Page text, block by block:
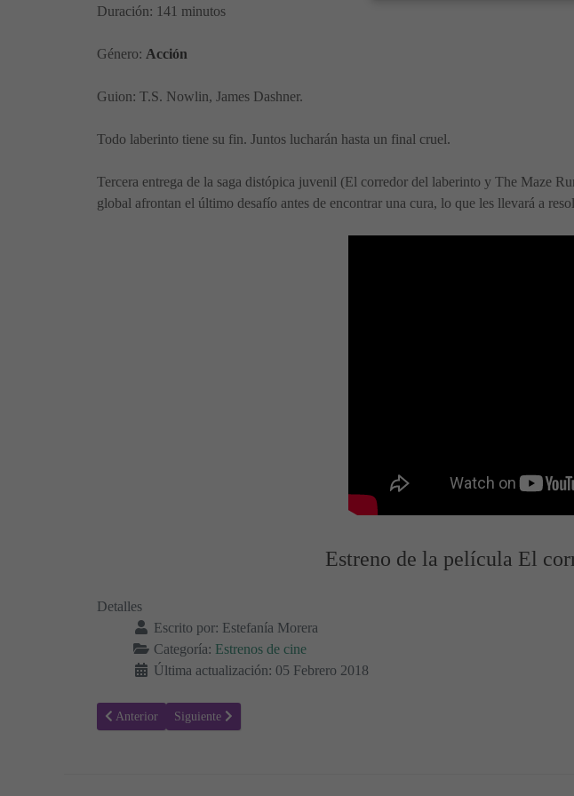
Duración: 141 minutos
Género: Acción
Guion: T.S. Nowlin, James Dashner.
Todo laberinto tiene su fin. Juntos lucharán hasta un final cruel.
Tercera entrega de la saga distópica juvenil (El corredor del laberinto y The Maze
global afrontan el último desafío antes de encontrar una cura, lo que les llevará a
Estreno de la película El
Detalles
Escrito por: Estefanía Morera
Categoría: Estrenos de cine
Última actualización: 05 Febrero 2018
Artículo anterior: Cincuenta sombras liberadas - Películas de Estreno
Anterior Artículo siguiente: El Pasajero - Sinopsis y Trailer de la Película
Siguiente